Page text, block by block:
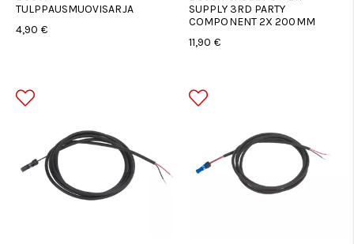
TULPPAUSMUOVISARJA
4,90 €
SUPPLY 3RD PARTY
COMPONENT 2X 200MM
11,90 €